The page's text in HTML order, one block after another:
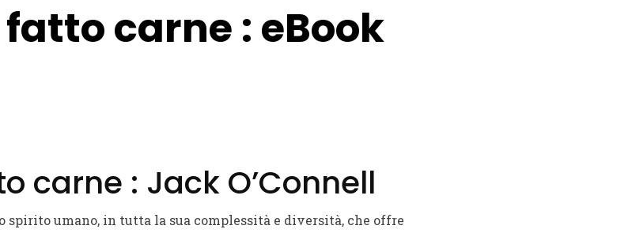
carne : eBook
carne : Jack O’Connell
spirito umano, in tutta la sua complessità e diversità, che offre